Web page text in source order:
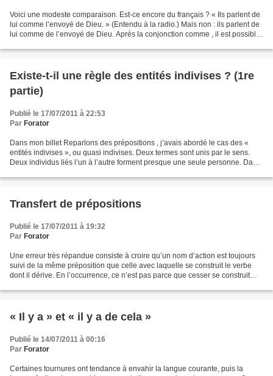
Voici une modeste comparaison. Est-ce encore du français ? « Ils parlent de
lui comme l’envoyé de Dieu. » (Entendu à la radio.) Mais non : ils parlent de
lui comme de l’envoyé de Dieu. Après la conjonction comme , il est possible
Existe-t-il une règle des entités indivises ? (1re
partie)
Publié le 17/07/2011 à 22:53
Par Forator
Dans mon billet Reparlons des prépositions , j’avais abordé le cas des «
entités indivises », ou quasi indivises. Deux termes sont unis par le sens.
Deux individus liés l’un à l’autre forment presque une seule personne. Dans
Transfert de prépositions
Publié le 17/07/2011 à 19:32
Par Forator
Une erreur très répandue consiste à croire qu’un nom d’action est toujours
suivi de la même préposition que celle avec laquelle se construit le verbe
dont il dérive. En l’occurrence, ce n’est pas parce que cesser se construit
« Il y a » et « il y a de cela »
Publié le 14/07/2011 à 00:16
Par Forator
Certaines tournures ont tendance à envahir la langue courante, puis la